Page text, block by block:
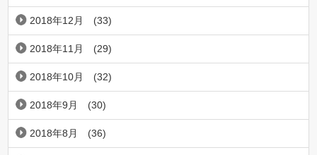
2018年12月 (33)
2018年11月 (29)
2018年10月 (32)
2018年9月 (30)
2018年8月 (36)